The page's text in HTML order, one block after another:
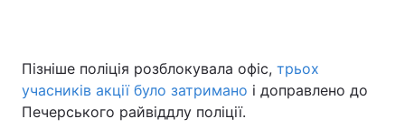
Пізніше поліція розблокувала офіс, трьох
учасників акції було затримано і доправлено до
Печерського райвіддлу поліції.